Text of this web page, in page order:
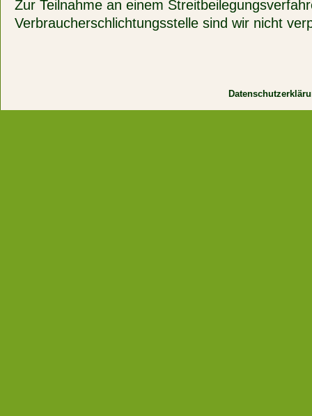
Zur Teilnahme an einem
Verbraucherschlichtungsstelle sind wir nicht